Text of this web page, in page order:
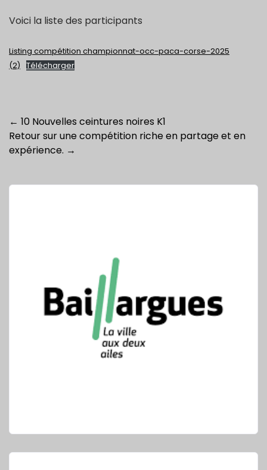
Voici la liste des participants
Listing compétition championnat-occ-paca-corse-2025
(2)
Télécharger
Post
navigation
← 10 Nouvelles ceintures noires K1
Retour sur une compétition riche en partage et en
expérience. →